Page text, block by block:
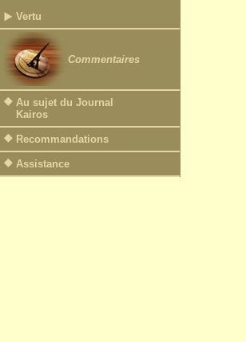
Vertu
Commentaires
Au sujet du Journal
Kairos
Recommandations
Assistance